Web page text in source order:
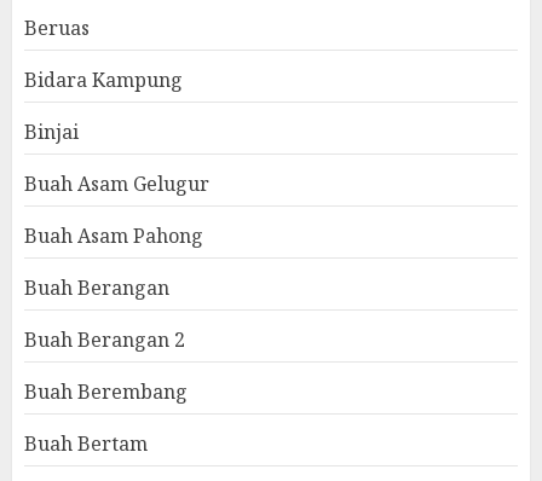
Beruas
Bidara Kampung
Binjai
Buah Asam Gelugur
Buah Asam Pahong
Buah Berangan
Buah Berangan 2
Buah Berembang
Buah Bertam